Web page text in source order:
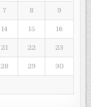
7 8 9
14 15 16
21 22 23
28 29 30